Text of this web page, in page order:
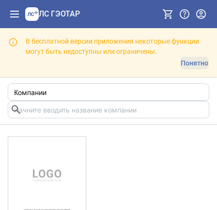
ЛС ГЭОТАР
В бесплатной версии приложения некоторые функции
могут быть недоступны или ограничены.
Понятно